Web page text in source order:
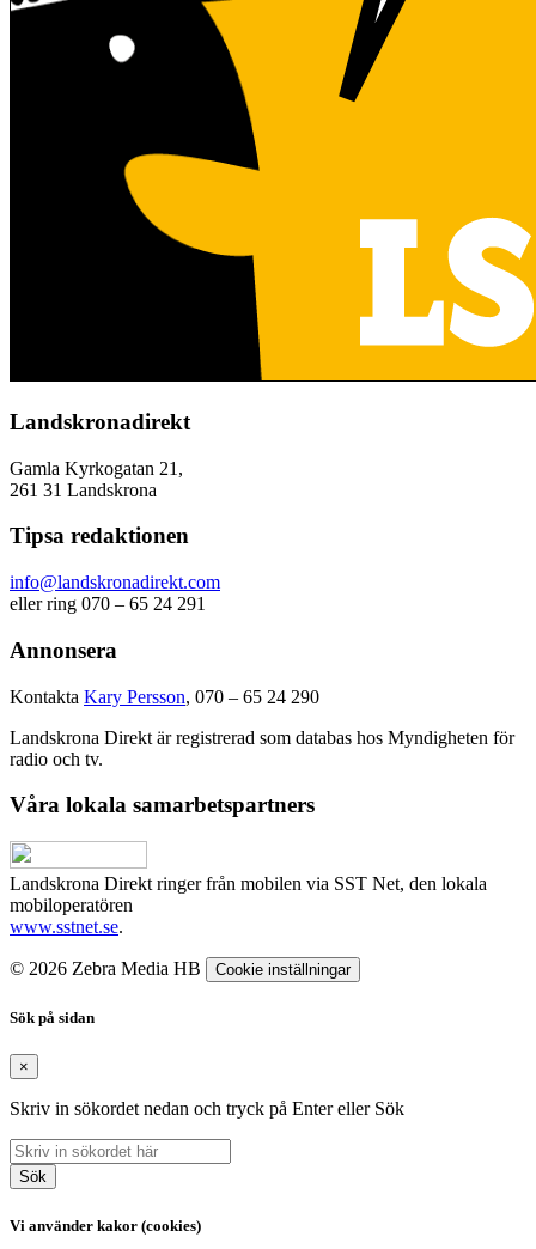
Landskronadirekt
Gamla Kyrkogatan 21,
261 31 Landskrona
Tipsa redaktionen
info@landskronadirekt.com
eller ring 070 – 65 24 291
Annonsera
Kontakta Kary Persson, 070 – 65 24 290
Landskrona Direkt är registrerad som databas hos Myndigheten för
radio och tv.
Våra lokala samarbetspartners
Landskrona Direkt ringer från mobilen via SST Net, den lokala
mobiloperatören
www.sstnet.se.
© 2026 Zebra Media HB Cookie inställningar
Sök på sidan
×
Skriv in sökordet nedan och tryck på Enter eller Sök
Sök
Vi använder kakor (cookies)